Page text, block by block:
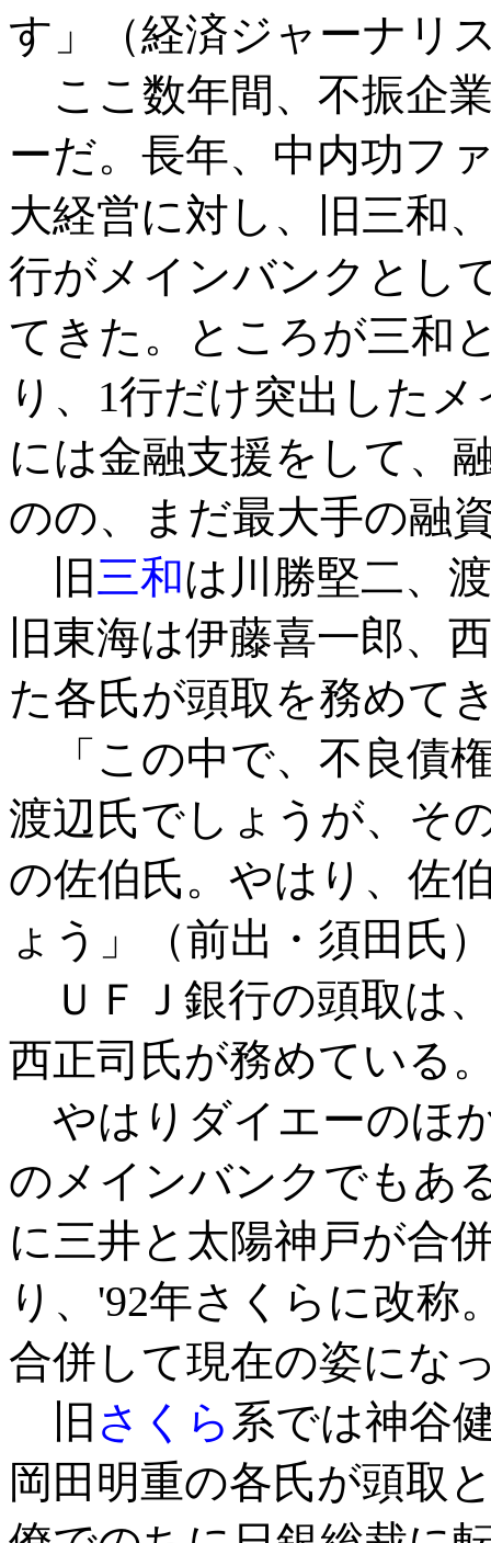
す」（経済ジャーナリ
ここ数年間、不振企
ーだ。長年、中内功フ
大経営に対し、旧三和
行がメインバンクとし
てきた。ところが三和
り、1行だけ突出した
には金融支援をして、
のの、まだ最大手の融
旧三和は川勝堅二、
旧東海は伊藤喜一郎、
た各氏が頭取を務めて
「この中で、不良債
渡辺氏でしょうが、そ
の佐伯氏。やはり、佐
ょう」（前出・須田氏
ＵＦＪ銀行の頭取は
西正司氏が務めている
やはりダイエーのほ
のメインバンクでもあ
に三井と太陽神戸が合
り、'92年さくらに改称
合併して現在の姿にな
旧 さくら 系では神谷
岡田明重の各氏が頭取